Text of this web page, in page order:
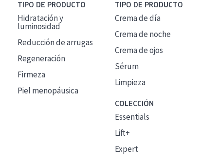
TIPO DE PRODUCTO
Hidratación y
luminosidad
Reducción de arrugas
Regeneración
Firmeza
Piel menopáusica
TIPO DE PRODUCTO
Crema de día
Crema de noche
Crema de ojos
Sérum
Limpieza
COLECCIÓN
Essentials
Lift+
Expert